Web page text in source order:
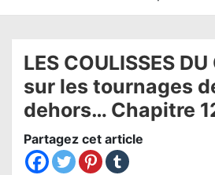
LES COULISSES
sur les tournages
dehors… Chapitre
Partagez cet article